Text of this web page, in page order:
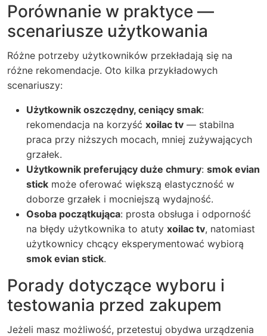
Porównanie w praktyce —
scenariusze użytkowania
Różne potrzeby użytkowników przekładają się na
różne rekomendacje. Oto kilka przykładowych
scenariuszy:
Użytkownik oszczędny, ceniący smak:
rekomendacja na korzyść xoilac tv — stabilna
praca przy niższych mocach, mniej zużywających
grzałek.
Użytkownik preferujący duże chmury: smok evian
stick może oferować większą elastyczność w
doborze grzałek i mocniejszą wydajność.
Osoba początkująca: prosta obsługa i odporność
na błędy użytkownika to atuty xoilac tv, natomiast
użytkownicy chcący eksperymentować wybiorą
smok evian stick.
Porady dotyczące wyboru i
testowania przed zakupem
Jeżeli masz możliwość, przetestuj obydwa urządzenia